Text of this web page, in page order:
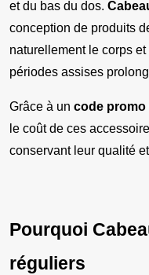
et du bas du dos.
conception de produits
naturellement le corps
périodes assises
Grâce à un code promo
le coût de ces
conservant leur qualité
Pourquoi
réguliers